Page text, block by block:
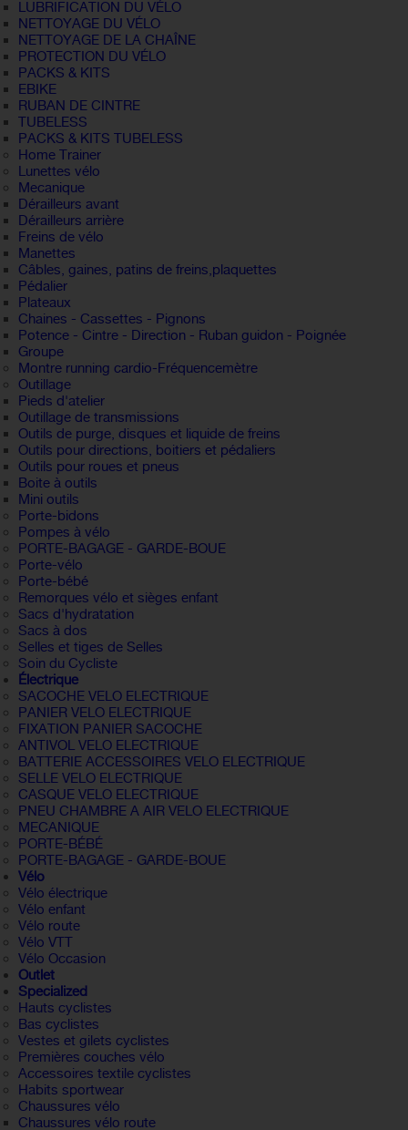
LUBRIFICATION DU VÉLO
NETTOYAGE DU VÉLO
NETTOYAGE DE LA CHAÎNE
PROTECTION DU VÉLO
PACKS & KITS
EBIKE
RUBAN DE CINTRE
TUBELESS
PACKS & KITS TUBELESS
Home Trainer
Lunettes vélo
Mecanique
Dérailleurs avant
Dérailleurs arrière
Freins de vélo
Manettes
Câbles, gaines, patins de freins,plaquettes
Pédalier
Plateaux
Chaines - Cassettes - Pignons
Potence - Cintre - Direction - Ruban guidon - Poignée
Groupe
Montre running cardio-Fréquencemètre
Outillage
Pieds d'atelier
Outillage de transmissions
Outils de purge, disques et liquide de freins
Outils pour directions, boitiers et pédaliers
Outils pour roues et pneus
Boite à outils
Mini outils
Porte-bidons
Pompes à vélo
PORTE-BAGAGE - GARDE-BOUE
Porte-vélo
Porte-bébé
Remorques vélo et sièges enfant
Sacs d'hydratation
Sacs à dos
Selles et tiges de Selles
Soin du Cycliste
Électrique
SACOCHE VELO ELECTRIQUE
PANIER VELO ELECTRIQUE
FIXATION PANIER SACOCHE
ANTIVOL VELO ELECTRIQUE
BATTERIE ACCESSOIRES VELO ELECTRIQUE
SELLE VELO ELECTRIQUE
CASQUE VELO ELECTRIQUE
PNEU CHAMBRE A AIR VELO ELECTRIQUE
MECANIQUE
PORTE-BÉBÉ
PORTE-BAGAGE - GARDE-BOUE
Vélo
Vélo électrique
Vélo enfant
Vélo route
Vélo VTT
Vélo Occasion
Outlet
Specialized
Hauts cyclistes
Bas cyclistes
Vestes et gilets cyclistes
Premières couches vélo
Accessoires textile cyclistes
Habits sportwear
Chaussures vélo
Chaussures vélo route